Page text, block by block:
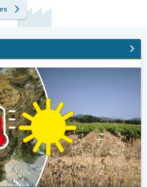
nouvelle canicule. France : été